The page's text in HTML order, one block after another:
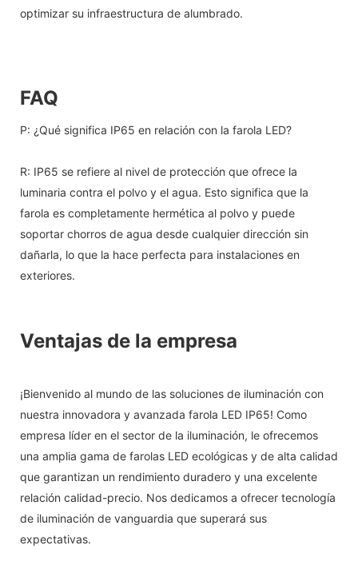
optimizar su infraestructura de alumbrado.
FAQ
P: ¿Qué significa IP65 en relación con la farola LED?
R: IP65 se refiere al nivel de protección que ofrece la
luminaria contra el polvo y el agua. Esto significa que la
farola es completamente hermética al polvo y puede
soportar chorros de agua desde cualquier dirección sin
dañarla, lo que la hace perfecta para instalaciones en
exteriores.
Ventajas de la empresa
¡Bienvenido al mundo de las soluciones de iluminación con
nuestra innovadora y avanzada farola LED IP65! Como
empresa líder en el sector de la iluminación, le ofrecemos
una amplia gama de farolas LED ecológicas y de alta calidad
que garantizan un rendimiento duradero y una excelente
relación calidad-precio. Nos dedicamos a ofrecer tecnología
de iluminación de vanguardia que superará sus
expectativas.